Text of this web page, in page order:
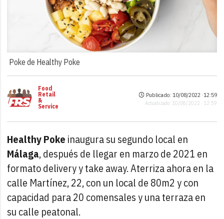
Poke de Healthy Poke
Food
Retail
&
Service
Publicado: 10/08/2022 ·12:59
Actualizado: 10/08/2022 · 12:59
Healthy Poke inaugura su segundo local en
Málaga, después de llegar en marzo de 2021 en
formato delivery y take away. Aterriza ahora en la
calle Martínez, 22, con un local de 80m2 y con
capacidad para 20 comensales y una terraza en
su calle peatonal.